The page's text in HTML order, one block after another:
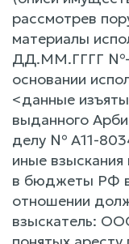
рассмотрев
материалы
ДД.ММ.ГГГГ №-
основании
<данные
выданного
делу № А11-
иные
в бюджеты РФ в
отношении
взыскатель: